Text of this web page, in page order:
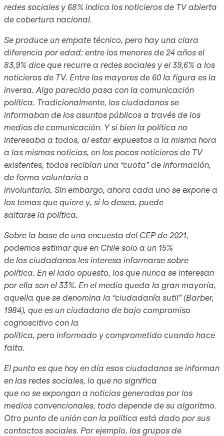
redes sociales y 68% indica los noticieros de TV abierta
de cobertura nacional.
Se produce un empate técnico, pero hay una clara
diferencia por edad: entre los menores de 24 años el
83,9% dice que recurre a redes sociales y el 39,6% a los
noticieros de TV. Entre los mayores de 60 la figura es la
inversa. Algo parecido pasa con la comunicación
política. Tradicionalmente, los ciudadanos se
informaban de los asuntos públicos a través de los
medios de comunicación. Y si bien la política no
interesaba a todos, al estar expuestos a la misma hora
a las mismas noticias, en los pocos noticieros de TV
existentes, todos recibían una “cuota” de información,
de forma voluntaria o
involuntaria. Sin embargo, ahora cada uno se expone a
los temas que quiere y, si lo desea, puede
saltarse la política.
Sobre la base de una encuesta del CEP de 2021,
podemos estimar que en Chile solo a un 15%
de los ciudadanos les interesa informarse sobre
política. En el lado opuesto, los que nunca se interesan
por ella son el 33%. En el medio queda la gran mayoría,
aquella que se denomina la “ciudadanía sutil” (Barber,
1984), que es un ciudadano de bajo compromiso
cognoscitivo con la
política, pero informado y comprometido cuando hace
falta.
El punto es que hoy en día esos ciudadanos se informan
en las redes sociales, lo que no significa
que no se expongan a noticias generadas por los
medios convencionales, todo depende de su algoritmo.
Otro punto de unión con la política está dado por sus
contactos sociales. Por ejemplo, los grupos de